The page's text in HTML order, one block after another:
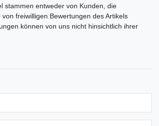
stammen entweder von Kunden, die
freiwilligen Bewertungen des Artikels
können von uns nicht hinsichtlich ihrer